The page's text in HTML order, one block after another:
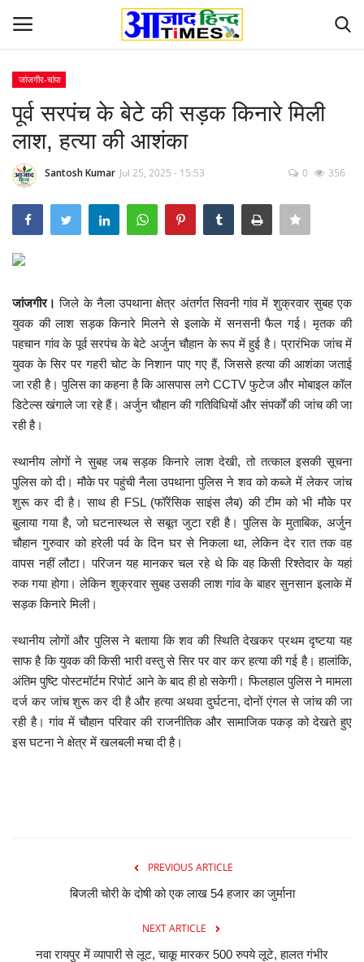
Home
ओडिशा
Contact
देश-विदेश
छत्तीसगढ़ राज्य
दुनिया
मनोरंजन
सेहत
धर्म
करियर
राशिफल
खेल
बिजनेस
फोटो
वीडियो
जांजगीर-चांपा
पूर्व सरपंच के बेटे की सड़क किनारे मिली
लाश, हत्या की आशंका
Santosh Kumar Jul 25, 2025 - 15:53 0 356
जांजगीर। जिले के नैला उपथाना क्षेत्र अंतर्गत सिवनी गांव में शुक्रवार सुबह एक
युवक की लाश सड़क किनारे मिलने से इलाके में सनसनी फैल गई। मृतक की
पहचान गांव के पूर्व सरपंच के बेटे अर्जुन चौहान के रूप में हुई है। प्रारंभिक जांच में
युवक के सिर पर गहरी चोट के निशान पाए गए हैं, जिससे हत्या की आशंका जताई
जा रही है। पुलिस का कहना है कि आसपास लगे CCTV फुटेज और मोबाइल कॉल
डिटेल्स खंगाले जा रहे हैं। अर्जुन चौहान की गतिविधियों और संपर्कों की जांच की जा
रही है।
स्थानीय लोगों ने सुबह जब सड़क किनारे लाश देखी, तो तत्काल इसकी सूचना
पुलिस को दी। मौके पर पहुंची नैला उपथाना पुलिस ने शव को कब्जे में लेकर जांच
शुरू कर दी है। साथ ही FSL (फॉरेंसिक साइंस लैब) की टीम को भी मौके पर
बुलाया गया है, जो घटनास्थल से सबूत जुटा रही है। पुलिस के मुताबिक, अर्जुन
चौहान गुरुवार को हरेली पर्व के दिन घर से निकला था, लेकिन देर रात तक वह
वापस नहीं लौटा। परिजन यह मानकर चल रहे थे कि वह किसी रिश्तेदार के यहां
रुक गया होगा। लेकिन शुक्रवार सुबह उसकी लाश गांव के बाहर सुनसान इलाके में
सड़क किनारे मिली।
स्थानीय लोगों और पुलिस ने बताया कि शव की स्थिति देखकर प्रथम दृष्टया यह
साफ है कि युवक की किसी भारी वस्तु से सिर पर वार कर हत्या की गई है। हालांकि,
अंतिम पुष्टि पोस्टमॉर्टम रिपोर्ट आने के बाद ही हो सकेगी। फिलहाल पुलिस ने मामला
दर्ज कर जांच शुरू कर दी है और हत्या अथवा दुर्घटना, दोनों एंगल से जांच की जा
रही है। गांव में चौहान परिवार की राजनीतिक और सामाजिक पकड़ को देखते हुए
इस घटना ने क्षेत्र में खलबली मचा दी है।
PREVIOUS ARTICLE
बिजली चोरी के दोषी को एक लाख 54 हजार का जुर्माना
NEXT ARTICLE
नवा रायपुर में व्यापारी से लूट, चाकू मारकर 500 रुपये लूटे, हालत गंभीर